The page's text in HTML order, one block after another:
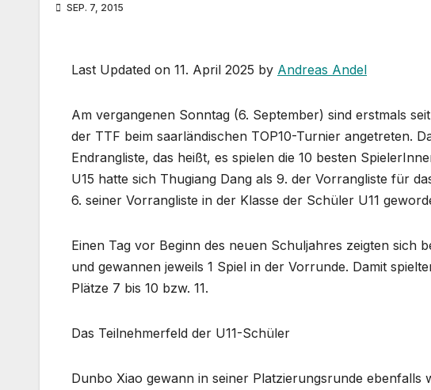
SEP. 7, 2015
Last Updated on 11. April 2025 by Andreas Andel
Am vergangenen Sonntag (6. September) sind erstmals
der TTF beim saarländischen TOP10-Turnier angetreten.
Endrangliste, das heißt, es spielen die 10 besten
U15 hatte sich Thugiang Dang als 9. der Vorrangliste für
6. seiner Vorrangliste in der Klasse der Schüler U11
Einen Tag vor Beginn des neuen Schuljahres zeigten sich
und gewannen jeweils 1 Spiel in der Vorrunde. Damit
Plätze 7 bis 10 bzw. 11.
Das Teilnehmerfeld der U11-Schüler
Dunbo Xiao gewann in seiner Platzierungsrunde ebenfalls